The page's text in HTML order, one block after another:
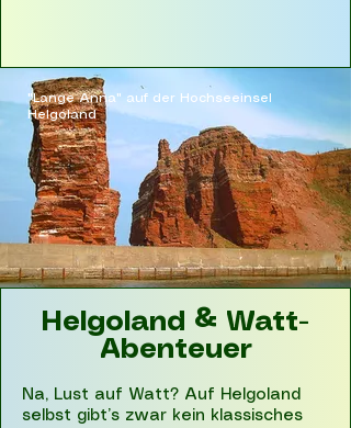
"Lange Anna" auf der Hochseeinsel
Helgoland
Helgoland & Watt-
Abenteuer
Na, Lust auf Watt? Auf Helgoland
selbst gibt’s zwar kein klassisches